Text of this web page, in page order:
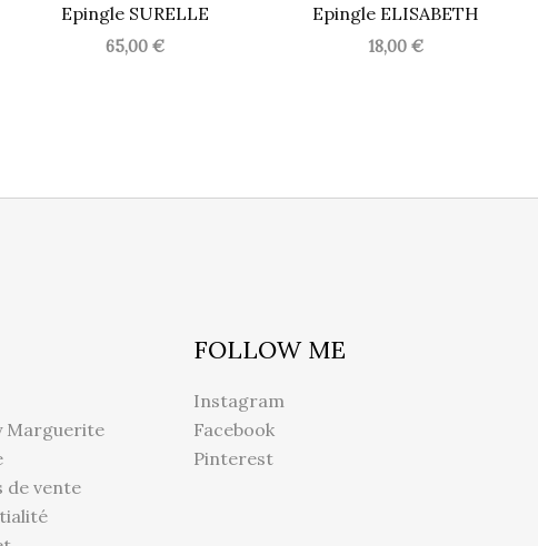
Epingle SURELLE
65,00€
Epingle ELISABETH
18,00 €
Marguerite
de vente
FOLLOW ME
Instagram
Facebook
Pinterest